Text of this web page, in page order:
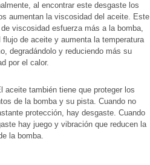
al encontrar este desgaste los
aumentan la viscosidad del aceite. Este
viscosidad esfuerza más a la bomba,
flujo de aceite y aumenta la temperatura
degradándolo y reduciendo más su
por el calor.
aceite también tiene que proteger los
de la bomba y su pista. Cuando no
protección, hay desgaste. Cuando
hay juego y vibración que reducen la
la bomba.